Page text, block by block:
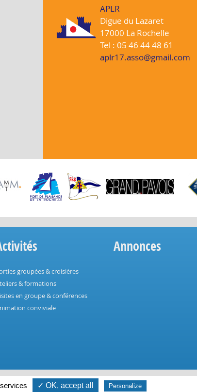
APLR
Digue du Lazaret
17000 La Rochelle
Tel : 05 46 44 48 61
aplr17.asso@gmail.com
groupées & croisières
& formations
en groupe & conférences
conviviale
Annonces
APLR - Mentions légales Politique de confidentialité
✓ OK, accept all Personalize